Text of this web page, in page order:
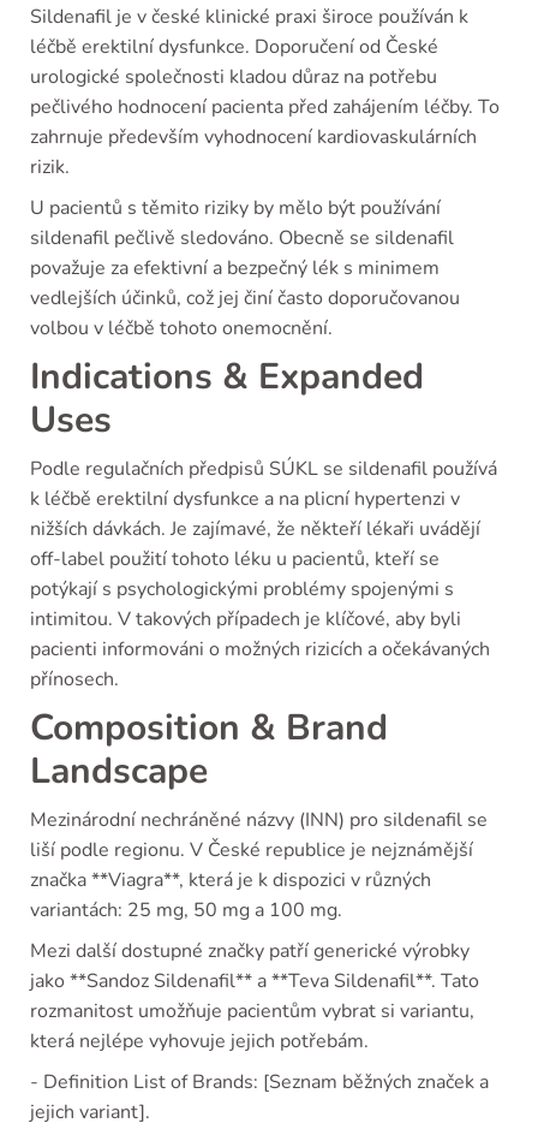
Sildenafil je v české klinické praxi široce používán k
léčbě erektilní dysfunkce. Doporučení od České
urologické společnosti kladou důraz na potřebu
pečlivého hodnocení pacienta před zahájením léčby. To
zahrnuje především vyhodnocení kardiovaskulárních
rizik.
U pacientů s těmito riziky by mělo být používání
sildenafil pečlivě sledováno. Obecně se sildenafil
považuje za efektivní a bezpečný lék s minimem
vedlejších účinků, což jej činí často doporučovanou
volbou v léčbě tohoto onemocnění.
Indications & Expanded
Uses
Podle regulačních předpisů SÚKL se sildenafil používá
k léčbě erektilní dysfunkce a na plicní hypertenzi v
nižších dávkách. Je zajímavé, že někteří lékaři uvádějí
off-label použití tohoto léku u pacientů, kteří se
potýkají s psychologickými problémy spojenými s
intimitou. V takových případech je klíčové, aby byli
pacienti informováni o možných rizicích a očekávaných
přínosech.
Composition & Brand
Landscape
Mezinárodní nechráněné názvy (INN) pro sildenafil se
liší podle regionu. V České republice je nejznámější
značka **Viagra**, která je k dispozici v různých
variantách: 25 mg, 50 mg a 100 mg.
Mezi další dostupné značky patří generické výrobky
jako **Sandoz Sildenafil** a **Teva Sildenafil**. Tato
rozmanitost umožňuje pacientům vybrat si variantu,
která nejlépe vyhovuje jejich potřebám.
- Definition List of Brands: [Seznam běžných značek a
jejich variant].